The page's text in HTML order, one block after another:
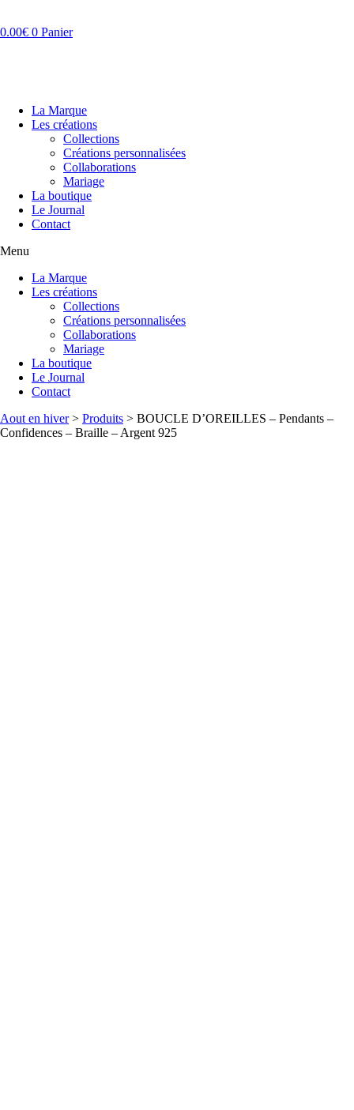
contenu
0.00€ 0 Panier
La Marque
Les créations
Collections
Créations personnalisées
Collaborations
Mariage
La boutique
Le Journal
Contact
Menu
La Marque
Les créations
Collections
Créations personnalisées
Collaborations
Mariage
La boutique
Le Journal
Contact
Aout en hiver> Produits > BOUCLE D’OREILLES – Pendants –
Confidences – Braille – Argent 925